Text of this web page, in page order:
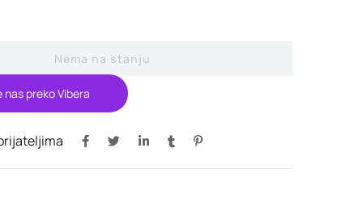
Nema na stanju
preko Vibera